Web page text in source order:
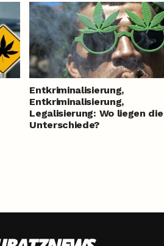
Entkriminalisierung,
Entkriminalisierung,
Legalisierung: Wo liegen die
Unterschiede?